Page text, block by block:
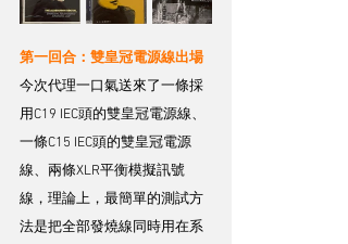
第一回合：雙皇冠電源線出場
今次代理一口氣送來了一條採
用C19 IEC頭的雙皇冠電源線、
一條C15 IEC頭的雙皇冠電源
線、兩條XLR平衡模擬訊號
線，理論上，最簡單的測試方
法是把全部發燒線同時用在系